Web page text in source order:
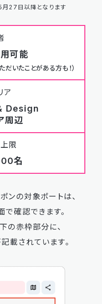
27日以降となります
可能
だいたことがある方も！）
ア
Design
周辺
限
名
の対象ポートは、
確認できます。
の赤枠部分に、
載されています。